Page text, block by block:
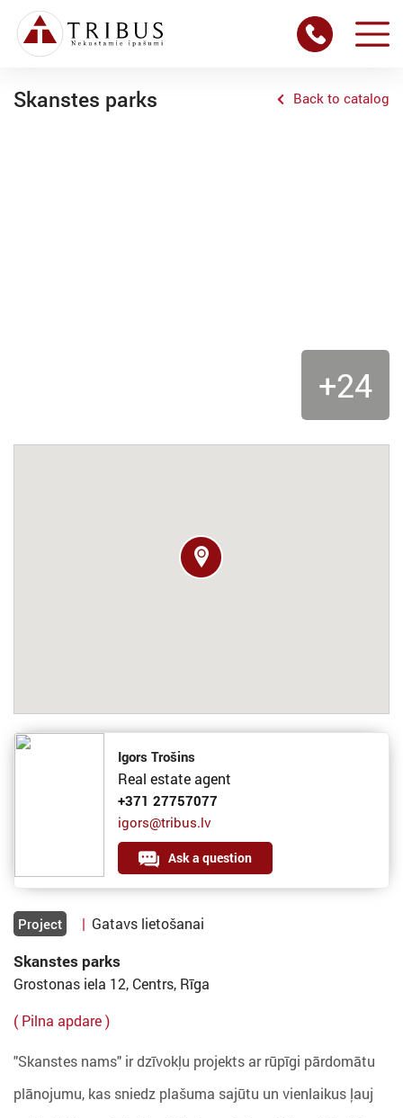
Skanstes parks Back to catalog
+24
Igors Trošins
Real estate agent
+371 27757077
igors@tribus.lv
Ask a question
Project | Gatavs lietošanai
Skanstes parks
Grostonas iela 12, Centrs, Rīga
( Pilna apdare )
"Skanstes nams" ir dzīvokļu projekts ar rūpīgi pārdomātu
plānojumu, kas sniedz plašuma sajūtu un vienlaikus ļauj